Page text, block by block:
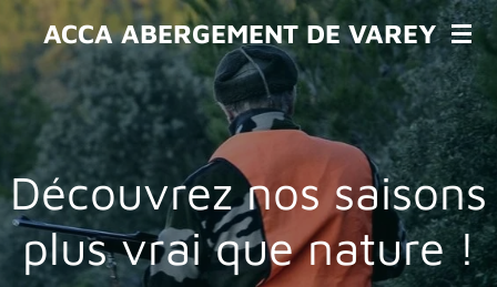
Passer
au
contenu
principal
ACCA ABERGEMENT DE VAREY
Découvrez nos saisons
plus vrai que nature !